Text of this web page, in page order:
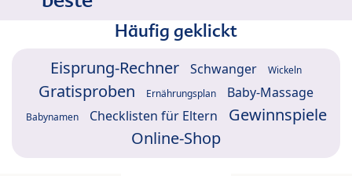
Häufig geklickt
Eisprung-Rechner Schwanger Wickeln
Gratisproben Ernährungsplan Baby-Massage
Babynamen Checklisten für Eltern
Gewinnspiele
Online-Shop